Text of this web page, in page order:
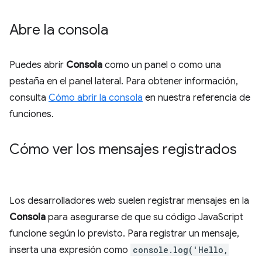
Abre la consola
Puedes abrir Consola como un panel o como una
pestaña en el panel lateral. Para obtener información,
consulta Cómo abrir la consola en nuestra referencia de
funciones.
Cómo ver los mensajes registrados
Los desarrolladores web suelen registrar mensajes en la
Consola para asegurarse de que su código JavaScript
funcione según lo previsto. Para registrar un mensaje,
inserta una expresión como console.log('Hello,